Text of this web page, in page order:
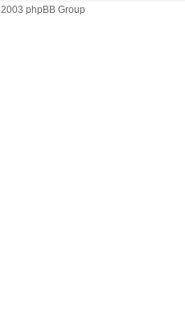
phpBB Group